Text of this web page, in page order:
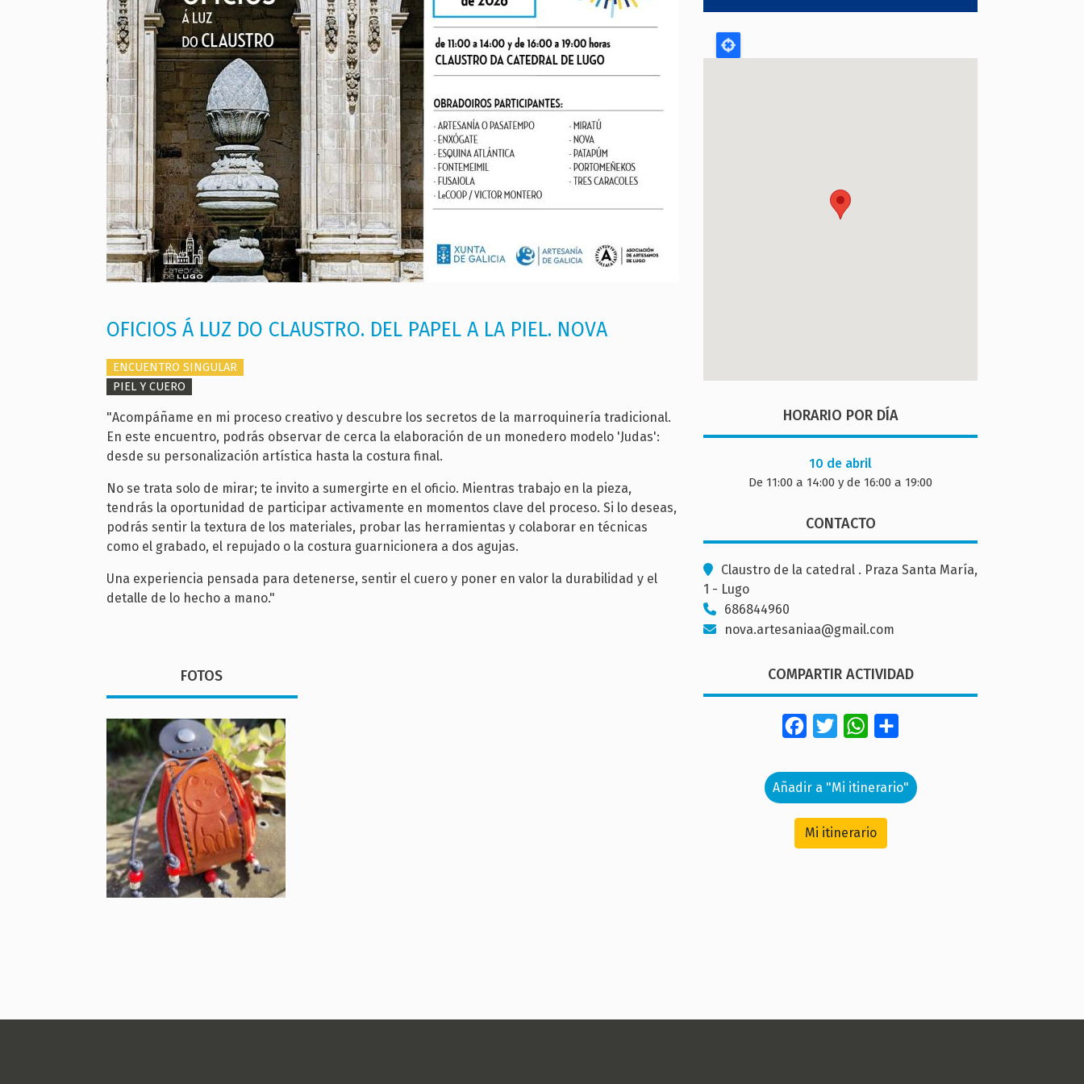
OFICIOS Á LUZ DO CLAUSTRO. DEL PAPEL A LA PIEL. NOVA
ENCUENTRO SINGULAR
PIEL Y CUERO
"Acompáñame en mi proceso creativo y descubre los secretos de la marroquinería tradicional.
En este encuentro, podrás observar de cerca la elaboración de un monedero modelo 'Judas':
desde su personalización artística hasta la costura final.
No se trata solo de mirar; te invito a sumergirte en el oficio. Mientras trabajo en la pieza,
tendrás la oportunidad de participar activamente en momentos clave del proceso. Si lo deseas,
podrás sentir la textura de los materiales, probar las herramientas y colaborar en técnicas
como el grabado, el repujado o la costura guarnicionera a dos agujas.
Una experiencia pensada para detenerse, sentir el cuero y poner en valor la durabilidad y el
detalle de lo hecho a mano."
FOTOS
HORARIO POR DÍA
10 de abril
De 11:00 a 14:00 y de 16:00 a 19:00
CONTACTO
Claustro de la catedral . Praza Santa María,
1 - Lugo
686844960
nova.artesaniaa@gmail.com
COMPARTIR ACTIVIDAD
Facebook
Twitter WhatsApp
Añadir a "Mi itinerario"
Mi itinerario